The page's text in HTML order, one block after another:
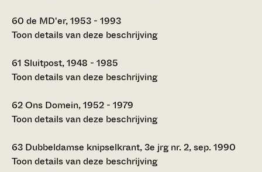
60 de MD'er, 1953 - 1993
Toon details van deze beschrijving
61 Sluitpost, 1948 - 1985
Toon details van deze beschrijving
62Ons Domein, 1952 - 1979
Toon details van deze beschrijving
63 Dubbeldamse knipselkrant, 3e jrg nr. 2, sep. 1990
Toon details van deze beschrijving